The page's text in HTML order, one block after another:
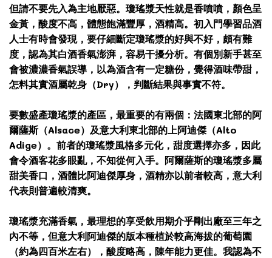
但請不要先入為主地厭惡。瓊瑤漿天性就是香噴噴，顏色呈
金黃，酸度不高，體態飽滿豐厚，酒精高。初入門學習品酒
人士有時會發現，要仔細斷定瓊瑤漿的好與不好，頗有難
度，認為其白酒香氣澎湃，容易干擾分析。有個別新手甚至
會被濃濃香氣誤導，以為酒含有一定糖份，覺得酒味帶甜，
怎料其實酒屬乾身（Dry），判斷結果與事實不符。
要數盛產瓊瑤漿的產區，最重要的有兩個：法國東北部的阿
爾薩斯（Alsace）及意大利東北部的上阿迪傑（Alto
Adige）。前者的瓊瑤漿風格多元化，甜度選擇亦多，因此
會令酒客花多眼亂，不知從何入手。阿爾薩斯的瓊瑤漿多屬
甜美香口，酒體比阿迪傑厚身，酒精亦以前者較高，意大利
代表則普遍較清爽。
瓊瑤漿充滿香氣，最理想的享受飲用期介乎剛出廠至三年之
內不等，但意大利阿迪傑的版本種植於較高海拔的葡萄園
（約為四百米左右），酸度略高，陳年能力更佳。我認為不